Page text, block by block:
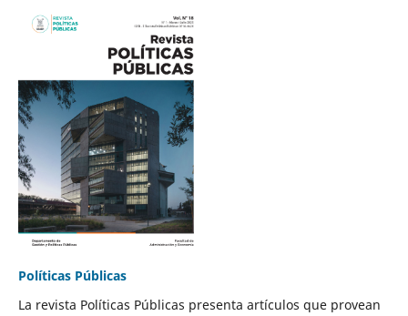
Políticas Públicas
La revista Políticas Públicas presenta artículos que provean